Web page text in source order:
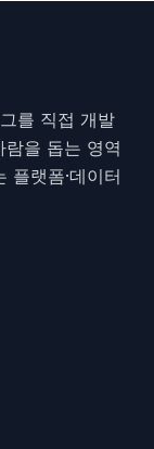
를 직접 개발
람을 돕는 영역
플랫폼·데이터